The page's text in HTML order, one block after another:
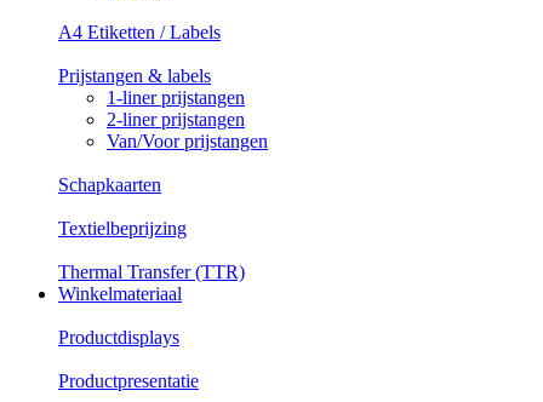
A4 Etiketten / Labels
Prijstangen & labels
1-liner prijstangen
2-liner prijstangen
Van/Voor prijstangen
Schapkaarten
Textielbeprijzing
Thermal Transfer (TTR)
Winkelmateriaal
Productdisplays
Productpresentatie